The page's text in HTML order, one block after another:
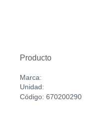
Producto
Marca:
Unidad:
Código: 670200290